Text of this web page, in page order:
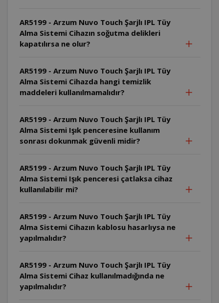
AR5199 - Arzum Nuvo Touch Şarjlı IPL Tüy
Alma Sistemi Cihazın soğutma delikleri
kapatılırsa ne olur?
AR5199 - Arzum Nuvo Touch Şarjlı IPL Tüy
Alma Sistemi Cihazda hangi temizlik
maddeleri kullanılmamalıdır?
AR5199 - Arzum Nuvo Touch Şarjlı IPL Tüy
Alma Sistemi Işık penceresine kullanım
sonrası dokunmak güvenli midir?
AR5199 - Arzum Nuvo Touch Şarjlı IPL Tüy
Alma Sistemi Işık penceresi çatlaksa cihaz
kullanılabilir mi?
AR5199 - Arzum Nuvo Touch Şarjlı IPL Tüy
Alma Sistemi Cihazın kablosu hasarlıysa ne
yapılmalıdır?
AR5199 - Arzum Nuvo Touch Şarjlı IPL Tüy
Alma Sistemi Cihaz kullanılmadığında ne
yapılmalıdır?